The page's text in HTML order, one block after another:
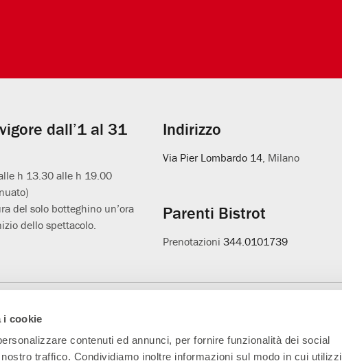
i cookie
contenuti ed annunci, per fornire funzionalità dei social
traffico. Condividiamo inoltre informazioni sul modo in cui utilizzi
dall’1 al 31
h 13.30 alle h 19.00
del solo botteghino un’ora
dello spettacolo.
Indirizzo
Via Pier Lombardo 14 , Milano
Parenti Bistrot
Prenotazioni 344.0101739
Main Partner